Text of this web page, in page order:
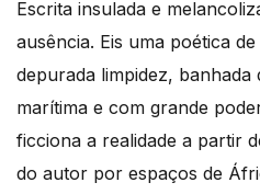
Escrita insulada e
ausência. Eis uma poética de
depurada limpidez, banhada
marítima e com grande
ficciona a realidade a partir
do autor por espaços de